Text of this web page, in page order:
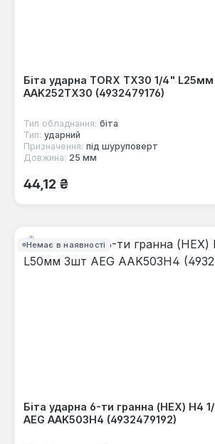
Біта ударна TORX TX30 1/4"
AAK252TX30 (4932479176)
Тип обладнання: біта
Тип: ударний
Призначення: під шуруповерт
Довжина: 25 мм
Звичайна ціна:
44,12 ₴
Немає в наявності
Біта ударна 6-ти гранна (HEX) Н4
AEG AAK503H4 (4932479192)